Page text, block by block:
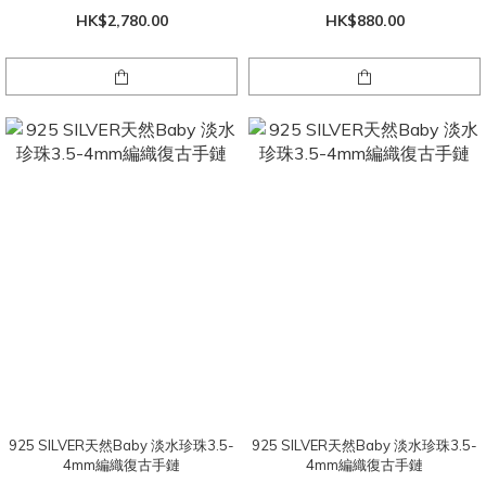
HK$2,780.00 HK$880.00
925 SILVER天然Baby 淡水珍珠3.5-
4mm編織復古手鏈
925 SILVER天然Baby 淡水珍珠3.5-
4mm編織復古手鏈